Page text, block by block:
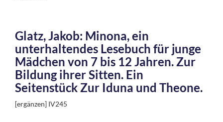
Glatz, Jakob: Minona, ein
unterhaltendes Lesebuch für junge
Mädchen von 7 bis 12 Jahren. Zur
Bildung ihrer Sitten. Ein
Seitenstück Zur Iduna und Theone.
[ergänzen] IV245